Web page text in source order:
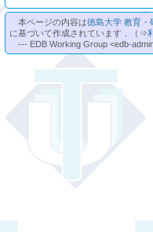
本ページの内容は徳島大学 教育・
に基づいて作成されています．（⇒
--- EDB Working Group <edb-